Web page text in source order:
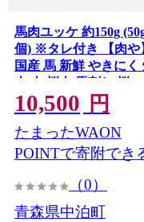
馬肉ユッケ 約150g
個) ※タレ付き 【肉や
国産 馬 新鮮 やきにく
肉 肉 桜肉 馬刺し 桜ユ
ユッケ 小分け おすす
森県 中泊町 F6N-337
10,500 円
たまったWAON
POINTで寄附でき
（0）
青森県中泊町